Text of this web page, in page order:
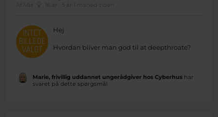
Af Mia
16 år · 5 år 1 måned siden
Hej
Hvordan bliver man god til at deepthroate?
Marie, frivillig uddannet ungerådgiver hos Cyberhushar
svaret på dette spørgsmål